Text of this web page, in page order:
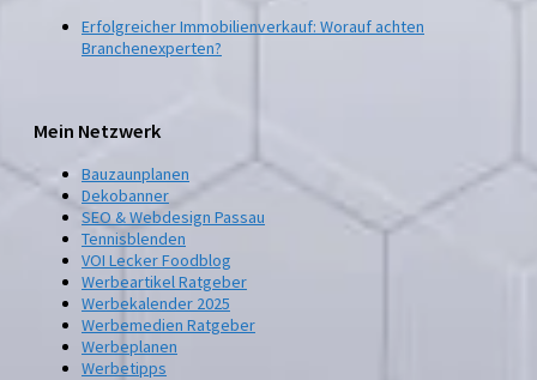
Erfolgreicher Immobilienverkauf: Worauf achten
Branchenexperten?
Mein Netzwerk
Bauzaunplanen
Dekobanner
SEO & Webdesign Passau
Tennisblenden
VOI Lecker Foodblog
Werbeartikel Ratgeber
Werbekalender 2025
Werbemedien Ratgeber
Werbeplanen
Werbetipps